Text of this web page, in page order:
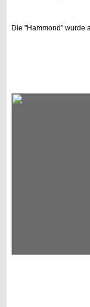
Die "Hammond" wurde